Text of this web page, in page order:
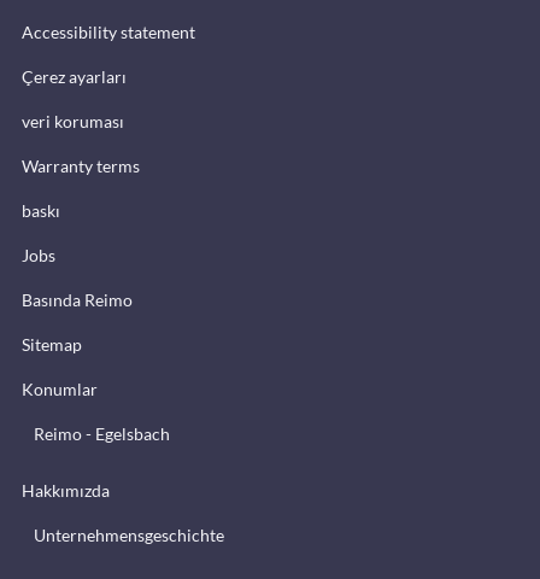
Accessibility statement
Çerez ayarları
veri koruması
Warranty terms
baskı
Jobs
Basında Reimo
Sitemap
Konumlar
Reimo - Egelsbach
Hakkımızda
Unternehmensgeschichte